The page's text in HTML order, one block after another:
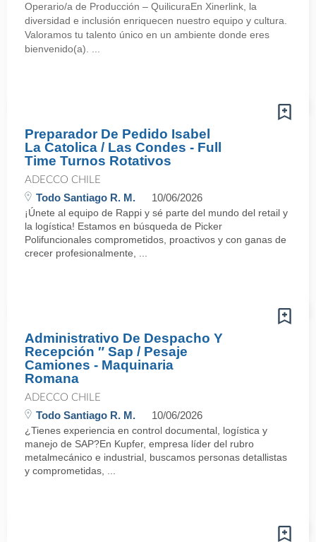
Operario/a de Producción – QuilicuraEn Xinerlink, la
diversidad e inclusión enriquecen nuestro equipo y cultura.
Valoramos tu talento único en un ambiente donde eres
bienvenido(a). ...
Preparador De Pedido Isabel
La Catolica / Las Condes - Full
Time Turnos Rotativos
ADECCO CHILE
Todo Santiago R. M. 10/06/2026
¡Únete al equipo de Rappi y sé parte del mundo del retail y
la logística! Estamos en búsqueda de Picker
Polifuncionales comprometidos, proactivos y con ganas de
crecer profesionalmente, ...
Administrativo De Despacho Y
Recepción ″ Sap / Pesaje
Camiones - Maquinaria
Romana
ADECCO CHILE
Todo Santiago R. M. 10/06/2026
¿Tienes experiencia en control documental, logística y
manejo de SAP?En Kupfer, empresa líder del rubro
metalmecánico e industrial, buscamos personas detallistas
y comprometidas, ...